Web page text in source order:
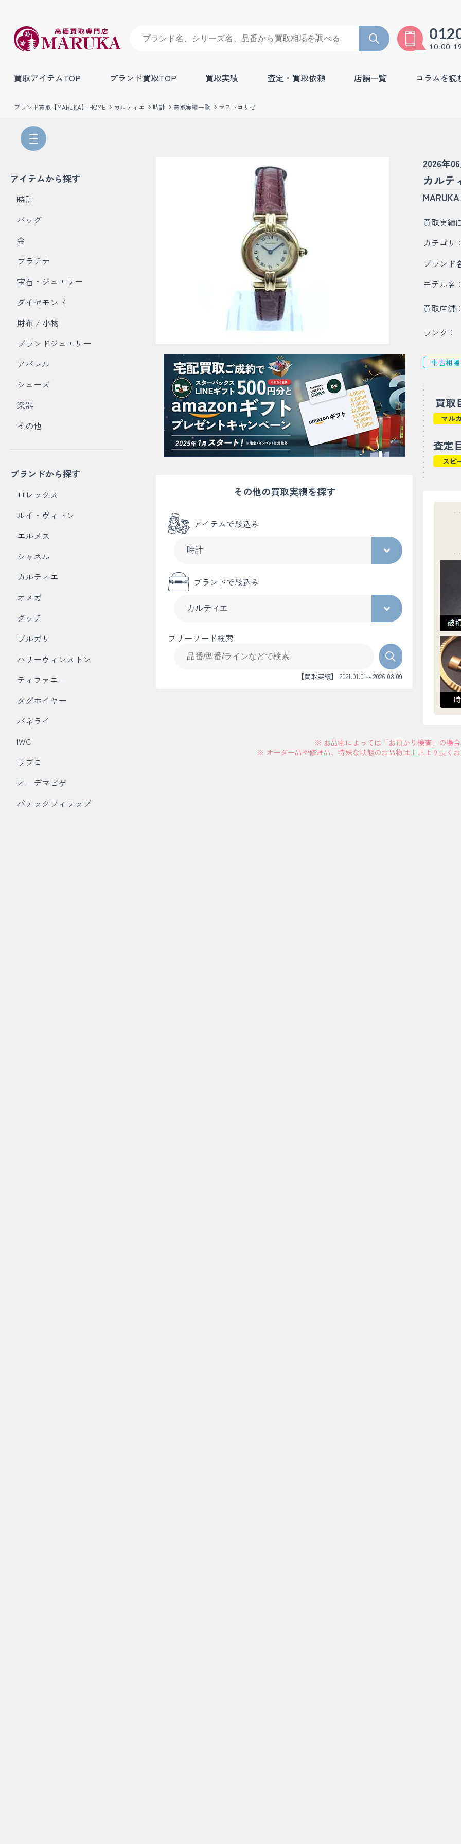
10:00-
買取アイテムTOP ブランド買取TOP 買取実績 査定・買取依頼 店舗一覧 コラムを読
ブランド買取【MARUKA】 HOME カルティエ 時計 買取実績一覧 マストコリゼ
アイテムから探す
時計
バッグ
金
プラチナ
宝石・ジュエリー
ダイヤモンド
財布 / 小物
ブランドジュエリー
アパレル
シューズ
楽器
その他
ブランドから探す
ロレックス
ルイ・ヴィトン
エルメス
シャネル
カルティエ
オメガ
グッチ
ブルガリ
ハリーウィンストン
ティファニー
タグホイヤー
パネライ
IWC
ウブロ
オーデマピゲ
パテックフィリップ
その他の買取実績を探す
アイテムで絞込み
ブランドで絞込み
フリーワード検索
【買取実績】 2021.01.01～2026.08.09
2026年
カルテ
買取実績
カテゴリ
ブランド
モデル名
買取店舗
ランク：
中古相
買取
マル
査定
スピ
※ お品物によっては「お預かり検査」の場
※ オーダー品や修理品、特殊な状態のお品物は上記より長く